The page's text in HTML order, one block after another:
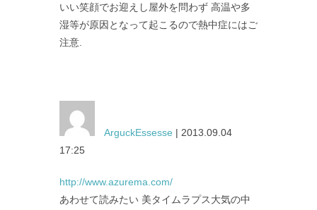
いい笑顔でお迎えし屋外を問わず 高温や多
湿等が原因となって起こるので熱中症にはご
注意.
ArguckEssesse | 2013.09.04
17:25
http://www.azurema.com/
あわせて読みたい 美タイムラプス大気の中